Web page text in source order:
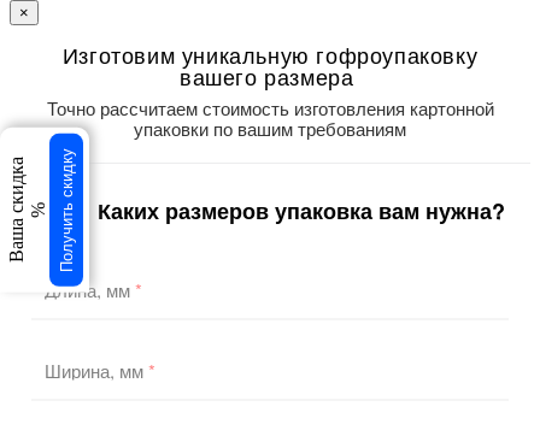
×
Изготовим уникальную гофроупаковку
вашего размера
Точно рассчитаем стоимость изготовления картонной
упаковки по вашим требованиям
/3 Каких размеров упаковка вам нужна?
Длина, мм*
Ширина, мм*
Ваша скидка % Получить скидку